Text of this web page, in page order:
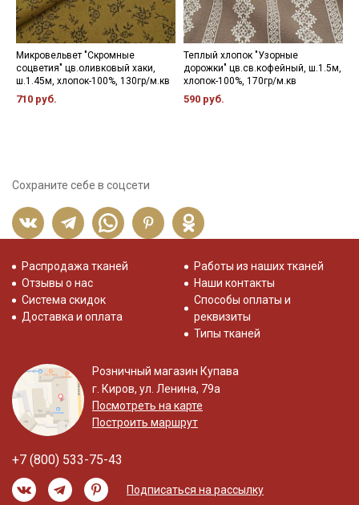
Микровельвет "Скромные
соцветия" цв.оливковый хаки,
ш.1.45м, хлопок-100%, 130гр/м.кв
710 руб.
Теплый хлопок "Узорные
дорожки" цв.св.кофейный, ш.1.5м,
хлопок-100%, 170гр/м.кв
590 руб.
Сохраните себе в соцсети
Распродажа тканей
Отзывы о нас
Система скидок
Доставка и оплата
Работы из наших тканей
Наши контакты
Способы оплаты и
реквизиты
Типы тканей
Розничный магазин Купава
г. Киров, ул. Ленина, 79а
Посмотреть на карте
Построить маршрут
+7 (800) 533-75-43
Подписаться на рассылку